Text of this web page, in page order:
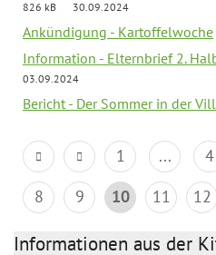
826 kB 30.09.2024
Ankündigung - Kartoffelwoche
Information - Elternbrief 2.
03.09.2024
Bericht - Der Sommer in der
1 ... 4
8
9 10 11 12
Informationen aus der